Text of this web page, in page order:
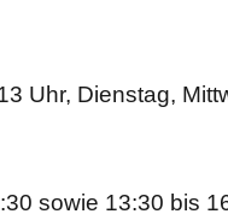
Uhr, Dienstag,
sowie 13:30 bis